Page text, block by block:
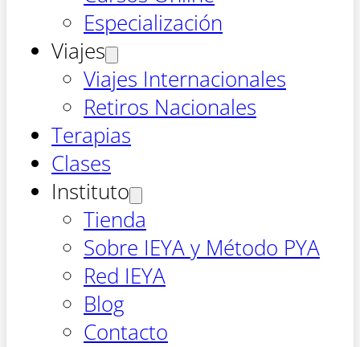
Especialización
Viajes
Viajes Internacionales
Retiros Nacionales
Terapias
Clases
Instituto
Tienda
Sobre IEYA y Método PYA
Red IEYA
Blog
Contacto